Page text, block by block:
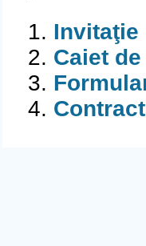
1. Invitaţie
2. Caiet
3.
4.